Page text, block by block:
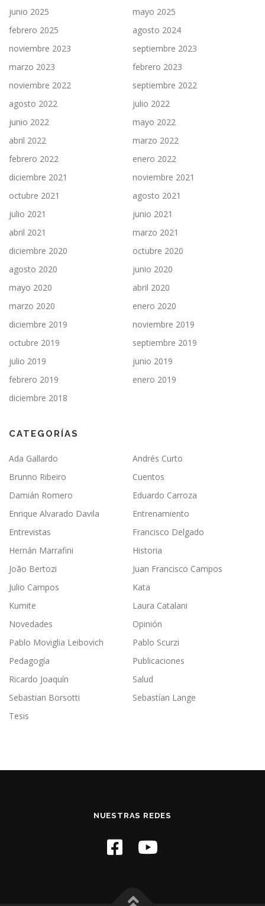
junio 2025
mayo 2025
febrero 2025
agosto 2024
noviembre 2023
septiembre 2023
marzo 2023
febrero 2023
noviembre 2022
septiembre 2022
agosto 2022
julio 2022
junio 2022
mayo 2022
abril 2022
marzo 2022
febrero 2022
enero 2022
diciembre 2021
noviembre 2021
octubre 2021
agosto 2021
julio 2021
junio 2021
abril 2021
marzo 2021
diciembre 2020
octubre 2020
agosto 2020
junio 2020
mayo 2020
abril 2020
marzo 2020
enero 2020
diciembre 2019
noviembre 2019
octubre 2019
septiembre 2019
julio 2019
junio 2019
febrero 2019
enero 2019
diciembre 2018
CATEGORÍAS
Ada Gallardo
Andrés Curto
Brunno Ribeiro
Cuentos
Damián Romero
Eduardo Carroza
Enrique Alvarado Davila
Entrenamiento
Entrevistas
Francisco Delgado
Hernán Marrafini
Historia
João Bertozi
Juan Francisco Campos
Julio Campos
Kata
Kumite
Laura Catalani
Novedades
Opinión
Pablo Moviglia Leibovich
Pablo Scurzi
Pedagogía
Publicaciones
Ricardo Joaquín
Salud
Sebastian Borsotti
Sebastían Lange
Tesis
NUESTRAS REDES